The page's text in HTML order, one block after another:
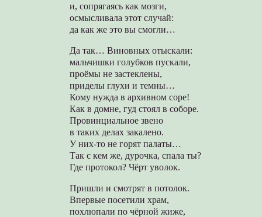
и, сопрягаясь как мозги,
осмысливала этот случай:
да как же это вы смогли…
Да так… Виновных отыскали:
мальчишки голубков пускали,
проёмы не застеклены,
приделы глухи и темны…
Кому нужда в архивном соре!
Как в домне, гуд стоял в соборе.
Провинциальное звено
в таких делах закалено.
У них-то не горят палаты…
Так с кем же, дурочка, спала ты?
Где протокол? Чёрт уволок.
Пришли и смотрят в потолок.
Впервые посетили храм,
похлюпали по чёрной жиже,